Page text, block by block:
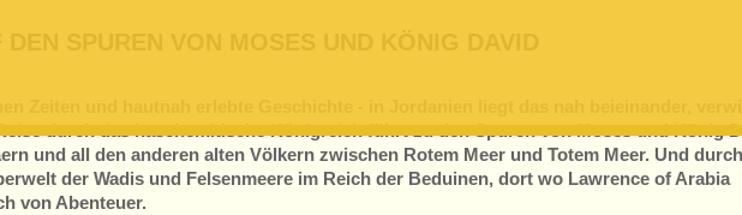
durch das haschemitische Königreich führt zu den Spuren von Moses und König
und all den anderen alten Völkern zwischen Rotem Meer und Totem Meer. Und
der Wadis und Felsenmeere im Reich der Beduinen, dort wo Lawrence of Arabia
von Abenteuer.